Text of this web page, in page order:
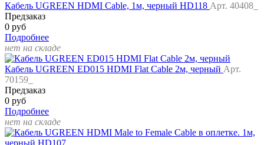
Кабель UGREEN HDMI Cable, 1м, черный HD118 Арт. 40408_
Предзаказ
0 руб
Подробнее
нет на складе
Кабель UGREEN ED015 HDMI Flat Cable 2м, черный Арт.
70159_
Предзаказ
0 руб
Подробнее
нет на складе